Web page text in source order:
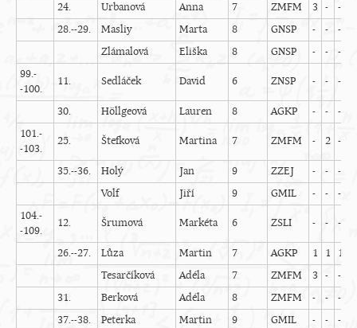
24. Urbanová Anna 7 ZMFM 3 - -
28.--29.
Masliy Marta 8 GNSP - - -
Zlámalová
Eliška 8 GNSP - - -
99.-
-100.
11. Sedláček David 6 ZNSP - - -
30. Höllgeová Lauren 8 AGKP - - -
101.-
-103.
25. Štefková Martina 7 ZMFM - 2 -
35.--36. Holý Jan 9 ZZEJ - - -
Volf
Jiří 9 GMIL - - -
104.-
-109.
12. Šrumová Markéta 6 ZSLI - - -
26.--27. Lůza Martin 7 AGKP 1 1 1
Tesarčíková
Adéla 7 ZMFM 3 - -
31.
Berková Adéla 8 ZMFM - - -
37.--38.
Peterka Martin 9 GMIL - - -